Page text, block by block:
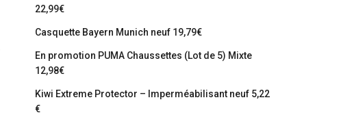
22,99€
Casquette Bayern Munich neuf 19,79€
En promotion PUMA Chaussettes (Lot de 5) Mixte
12,98€
Kiwi Extreme Protector – Imperméabilisant neuf 5,22
€